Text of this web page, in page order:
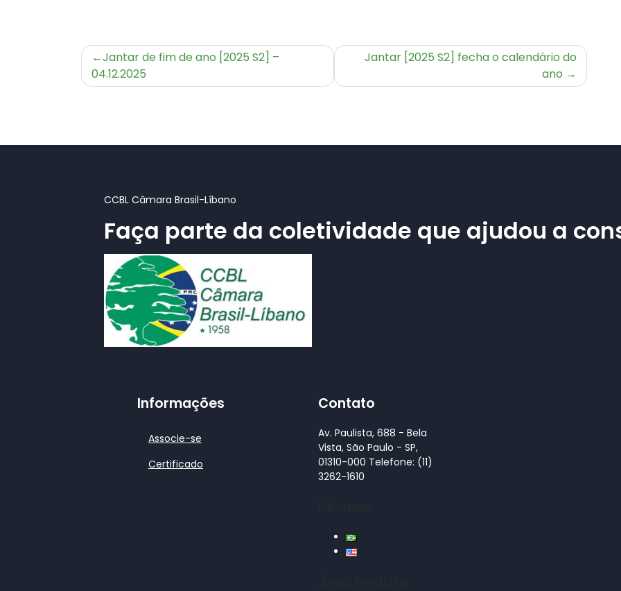
Navegação
de
Jantar de fim de ano [2025 S2] –
04.12.2025
Jantar [2025 S2] fecha o calendário do
ano
CCBL Câmara Brasil-Líbano
Faça parte da coletividade que ajudou a
Informações
Associe-se
Certificado
Contato
Av. Paulista, 688 - Bela
Vista, São Paulo - SP,
01310-000 Telefone: (11)
3262-1610